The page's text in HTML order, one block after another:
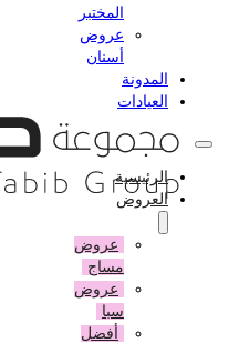
المختبر
عروض
أسنان
المدونة
العيادات
الرئيسية
العروض
عروض
مساج
عروض
أفضل